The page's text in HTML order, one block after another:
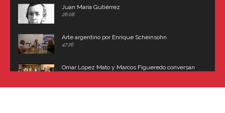
Juan María Gutiérrez
26:08
Arte argentino por Enrique Scheinsohn
47:26
Omar López Mato y Marcos Figueredo conversan